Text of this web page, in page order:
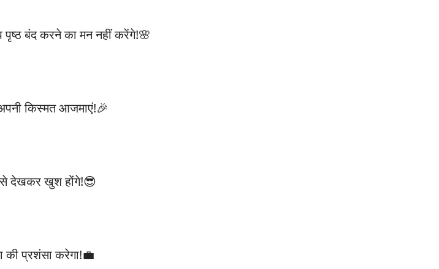
बंद करने का मन नहीं करेंगे!🌸
किस्मत आजमाएं!🎉
देखकर खुश होंगे!😎
की प्रशंसा करेगा!💼